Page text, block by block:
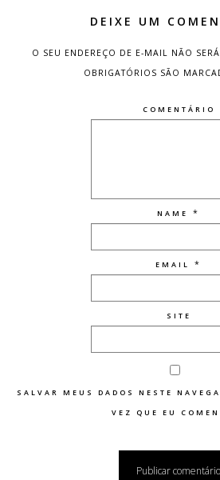
DEIXE UM
O SEU ENDEREÇO DE E-MAIL NÃO
OBRIGATÓRIOS SÃO
COMENTÁRIO
NAME *
EMAIL *
SITE
SALVAR MEUS DADOS NESTE
VEZ QUE EU